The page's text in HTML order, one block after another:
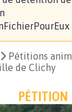
Pétitions
de Clichy
PÉTITION